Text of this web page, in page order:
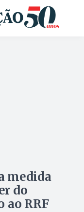
medida
do
ao RRF